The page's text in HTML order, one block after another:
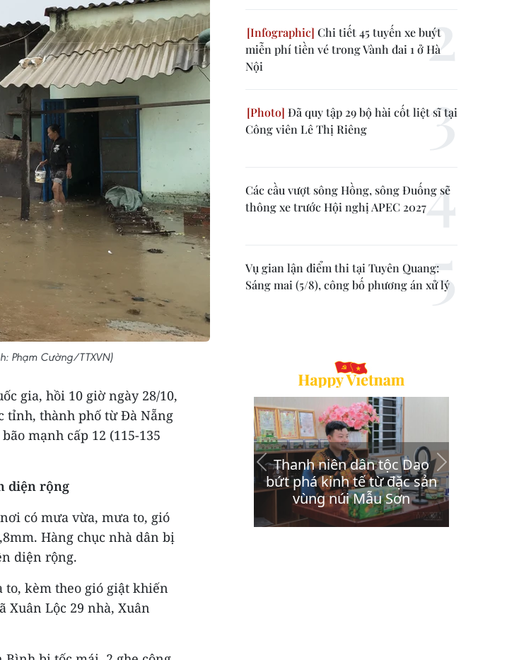
Phạm Cường/TTXVN)
gia, hồi 10 giờ ngày 28/10,
tỉnh, thành phố từ Đà Nẵng
mạnh cấp 12 (115-135
diện rộng
có mưa vừa, mưa to, gió
Hàng chục nhà dân bị
diện rộng.
to, kèm theo gió giật khiến
Xuân Lộc 29 nhà, Xuân
Chi tiết 45 tuyến xe buýt
miễn phí tiền vé trong Vành đai 1 ở Hà
Nội
Đã quy tập 29 bộ hài cốt liệt sĩ tại
Công viên Lê Thị Riêng
Các cầu vượt sông Hồng, sông Đuống sẽ
thông xe trước Hội nghị APEC 2027
Vụ gian lận điểm thi tại Tuyên Quang:
Sáng mai (5/8), công bố phương án xử lý